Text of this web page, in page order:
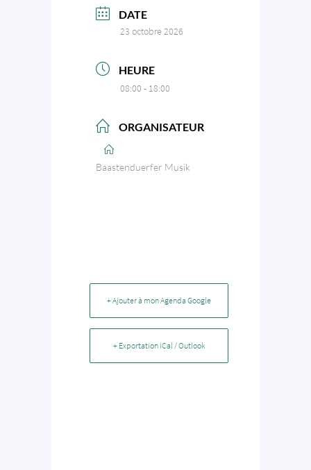
DATE
23 octobre 2026
HEURE
08:00 - 18:00
ORGANISATEUR
Baastenduerfer Musik
+ Ajouter à mon Agenda Google
+ Exportation iCal / Outlook